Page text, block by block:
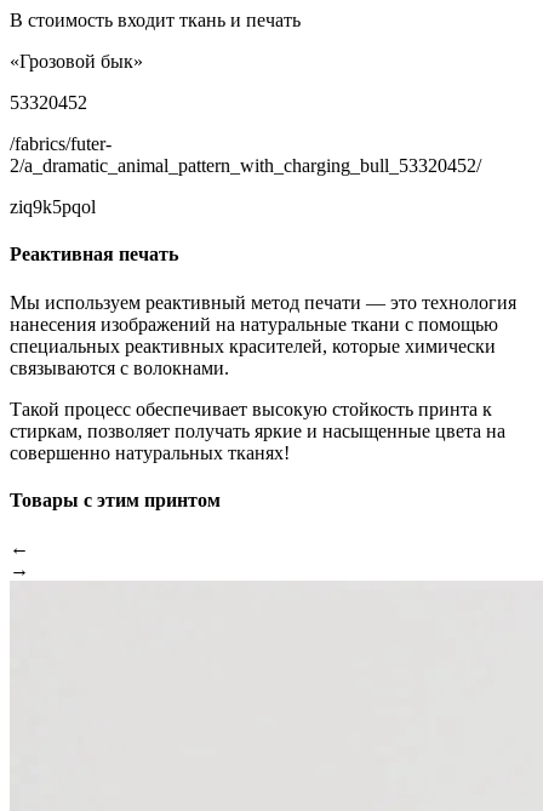
В стоимость входит ткань и печать
«Грозовой бык»
53320452
/fabrics/futer-
2/a_dramatic_animal_pattern_with_charging_bull_53320452/
ziq9k5pqol
Реактивная печать
Мы используем реактивный метод печати — это технология
нанесения изображений на натуральные ткани с помощью
специальных реактивных красителей, которые химически
связываются с волокнами.
Такой процесс обеспечивает высокую стойкость принта к
стиркам, позволяет получать яркие и насыщенные цвета на
совершенно натуральных тканях!
Товары с этим принтом
←
→